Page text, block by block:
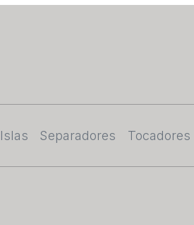
Islas Separadores Tocadores